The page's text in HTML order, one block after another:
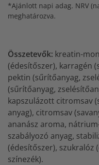
*Ajánlott napi adag. NRV
meghatározva.
Összetevők: kreatin-
(édesítőszer), karragén
pektin (sűrítőanyag,
(sűrítőanyag,
kapszulázott citromsav
anyag), citromsav
ananász aroma,
szabályozó anyag,
(édesítőszer), szukralóz
színezék).